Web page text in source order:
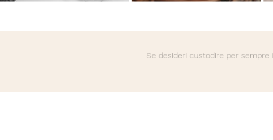
Se desideri custodire per